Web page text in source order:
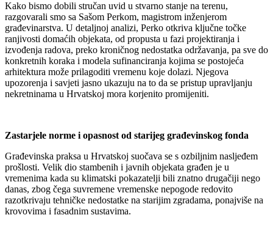
Kako bismo dobili stručan uvid u stvarno stanje na terenu,
razgovarali smo sa Sašom Perkom, magistrom inženjerom
građevinarstva. U detaljnoj analizi, Perko otkriva ključne točke
ranjivosti domaćih objekata, od propusta u fazi projektiranja i
izvođenja radova, preko kroničnog nedostatka održavanja, pa sve do
konkretnih koraka i modela sufinanciranja kojima se postojeća
arhitektura može prilagoditi vremenu koje dolazi. Njegova
upozorenja i savjeti jasno ukazuju na to da se pristup upravljanju
nekretninama u Hrvatskoj mora korjenito promijeniti.
Zastarjele norme i opasnost od starijeg građevinskog fonda
Građevinska praksa u Hrvatskoj suočava se s ozbiljnim nasljeđem
prošlosti. Velik dio stambenih i javnih objekata građen je u
vremenima kada su klimatski pokazatelji bili znatno drugačiji nego
danas, zbog čega suvremene vremenske nepogode redovito
razotkrivaju tehničke nedostatke na starijim zgradama, ponajviše na
krovovima i fasadnim sustavima.